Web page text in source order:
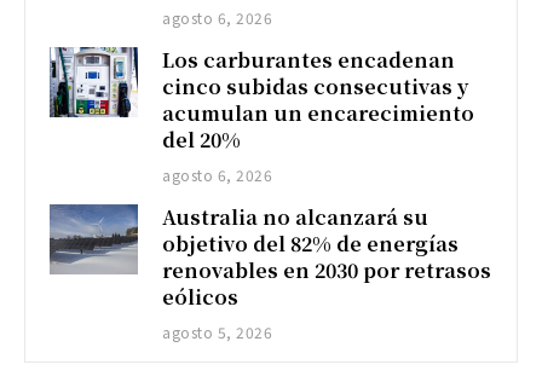
agosto 6, 2026
Los carburantes encadenan
cinco subidas consecutivas y
acumulan un encarecimiento
del 20%
agosto 6, 2026
Australia no alcanzará su
objetivo del 82% de energías
renovables en 2030 por retrasos
eólicos
agosto 5, 2026